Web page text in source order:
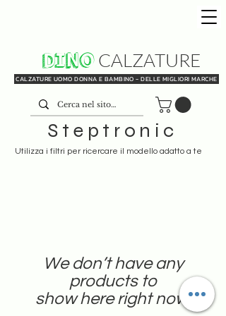
DINO
CALZATURE UOMO DONNA E BAMBINO - DELLE MIGLIORI MARCHE
CALZATURE
Steptronic
Utilizza i filtri per ricercare il modello adatto a te
We don’t have any
products to
show here right now.